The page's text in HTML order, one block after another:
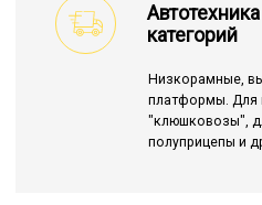
категорий
Низкорамные,
платформы. Для
"клюшковозы",
полуприцепы и